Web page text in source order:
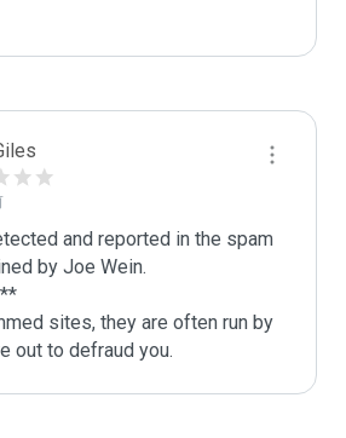
and reported in the spam
by Joe Wein.
sites, they are often run by
out to defraud you.